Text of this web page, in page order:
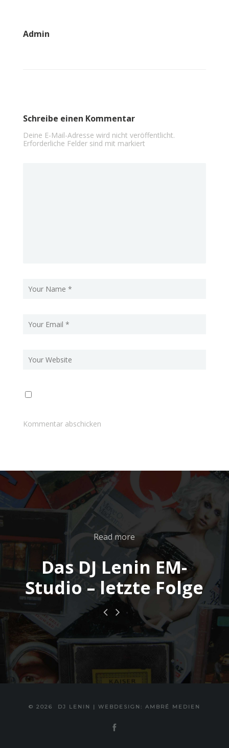
Admin
Schreibe einen Kommentar
Deine E-Mail-Adresse wird nicht veröffentlicht.
Erforderliche Felder sind mit markiert
Read more
Das DJ Lenin EM-
Studio – letzte Folge
© 2026 DJ LENIN | WEBDESIGN: AMBRÉ MEDIEN